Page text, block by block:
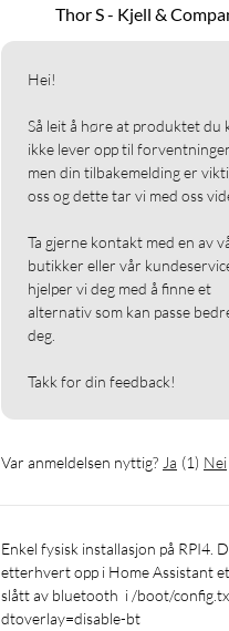
Thor S - Kjell &
Hei!
Så leit å høre at produktet du
ikke lever opp til
men din tilbakemelding er
oss og dette tar vi med oss
Ta gjerne kontakt med en av
butikker eller vår
hjelper vi deg med å finne et
alternativ som kan passe
deg.
Takk for din feedback!
Var anmeldelsen nyttig? Ja (1) Nei
Enkel fysisk installasjon på RPI4. Dukket
etterhvert opp i Home Assistant
slått av bluetooth  i /boot/
dtoverlay=disable-bt